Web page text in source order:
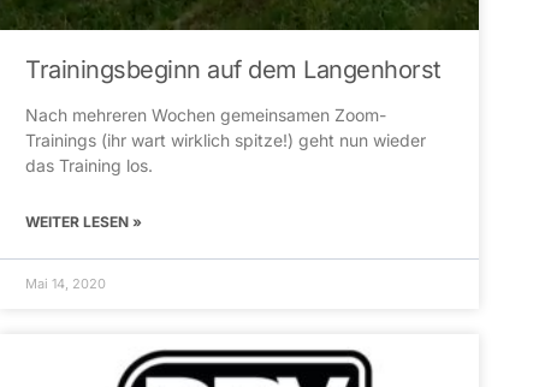
Trainingsbeginn auf dem Langenhorst
Nach mehreren Wochen gemeinsamen Zoom-
Trainings (ihr wart wirklich spitze!) geht nun wieder
das Training los.
WEITER LESEN »
Mai 14, 2020